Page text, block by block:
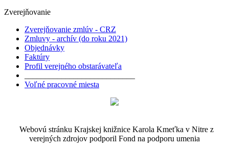
Zverejňovanie
Zverejňovanie zmlúv - CRZ
Zmluvy - archív (do roku 2021)
Objednávky
Faktúry
Profil verejného obstarávateľa
Voľné pracovné miesta
Webovú stránku Krajskej knižnice Karola Kmeťka v Nitre z
verejných zdrojov podporil Fond na podporu umenia